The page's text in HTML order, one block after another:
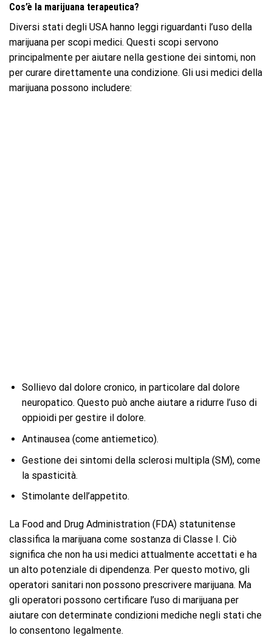
Cos’è la marijuana terapeutica?
Diversi stati degli USA hanno leggi riguardanti l’uso della
marijuana per scopi medici. Questi scopi servono
principalmente per aiutare nella gestione dei sintomi, non
per curare direttamente una condizione. Gli usi medici della
marijuana possono includere:
Sollievo dal dolore cronico, in particolare dal dolore
neuropatico. Questo può anche aiutare a ridurre l’uso di
oppioidi per gestire il dolore.
Antinausea (come antiemetico).
Gestione dei sintomi della sclerosi multipla (SM), come
la spasticità.
Stimolante dell’appetito.
La Food and Drug Administration (FDA) statunitense
classifica la marijuana come sostanza di Classe I. Ciò
significa che non ha usi medici attualmente accettati e ha
un alto potenziale di dipendenza. Per questo motivo, gli
operatori sanitari non possono prescrivere marijuana. Ma
gli operatori possono certificare l’uso di marijuana per
aiutare con determinate condizioni mediche negli stati che
lo consentono legalmente.